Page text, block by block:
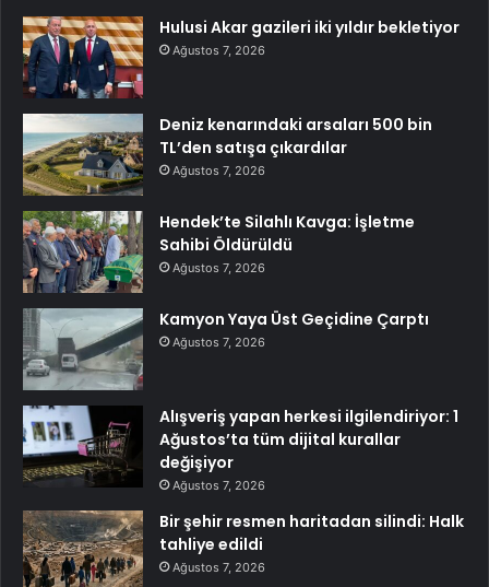
Hulusi Akar gazileri iki yıldır bekletiyor
Ağustos 7, 2026
Deniz kenarındaki arsaları 500 bin
TL’den satışa çıkardılar
Ağustos 7, 2026
Hendek’te Silahlı Kavga: İşletme
Sahibi Öldürüldü
Ağustos 7, 2026
Kamyon Yaya Üst Geçidine Çarptı
Ağustos 7, 2026
Alışveriş yapan herkesi ilgilendiriyor: 1
Ağustos’ta tüm dijital kurallar
değişiyor
Ağustos 7, 2026
Bir şehir resmen haritadan silindi: Halk
tahliye edildi
Ağustos 7, 2026